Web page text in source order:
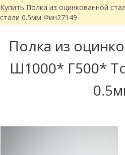
Купить Полка из оцинкованной
стали 0.5мм Фин27149
Полка из
Ш1000* Г500*